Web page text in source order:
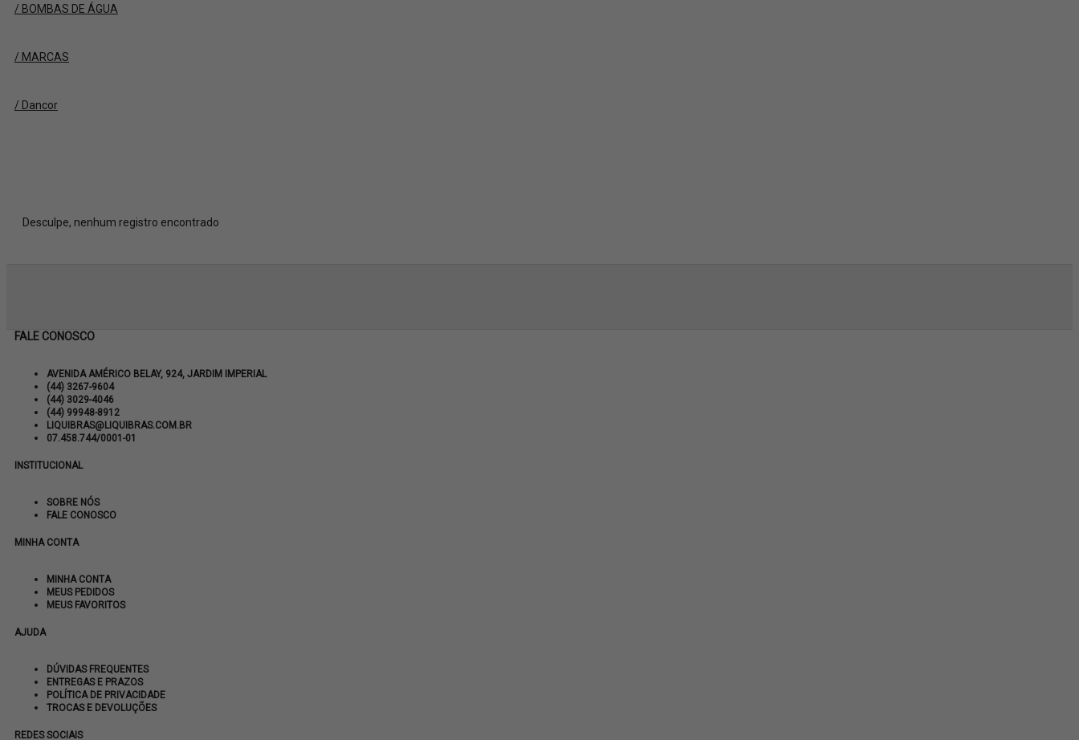
/ BOMBAS DE ÁGUA
/ MARCAS
/ Dancor
Desculpe, nenhum registro encontrado
FALE CONOSCO
AVENIDA AMÉRICO BELAY, 924, JARDIM IMPERIAL
(44) 3267-9604
(44) 3029-4046
(44) 99948-8912
LIQUIBRAS@LIQUIBRAS.COM.BR
07.458.744/0001-01
INSTITUCIONAL
SOBRE NÓS
FALE CONOSCO
MINHA CONTA
MINHA CONTA
MEUS PEDIDOS
MEUS FAVORITOS
AJUDA
DÚVIDAS FREQUENTES
ENTREGAS E PRAZOS
POLÍTICA DE PRIVACIDADE
TROCAS E DEVOLUÇÕES
REDES SOCIAIS